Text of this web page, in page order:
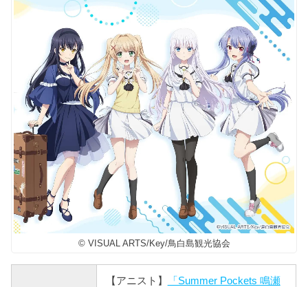
© VISUAL ARTS/Key/鳥白島観光協会
【アニスト】
「Summer Pockets 鳴瀬